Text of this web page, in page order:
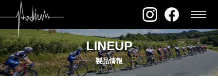
LINEUP
製品情報